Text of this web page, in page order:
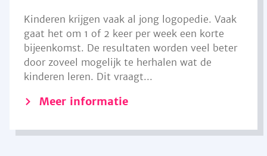
Kinderen krijgen vaak al jong logopedie. Vaak
gaat het om 1 of 2 keer per week een korte
bijeenkomst. De resultaten worden veel beter
door zoveel mogelijk te herhalen wat de
kinderen leren. Dit vraagt...
Meer informatie